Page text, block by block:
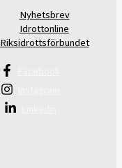
Nyhetsbrev
Idrottonline
Riksidrottsförbundet